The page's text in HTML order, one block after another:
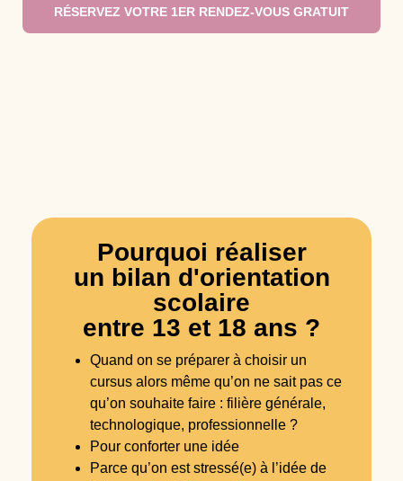
RÉSERVEZ VOTRE 1ER RENDEZ-VOUS GRATUIT
Pourquoi réaliser
un bilan d'orientation
scolaire
entre 13 et 18 ans ?
Quand on se préparer à choisir un
cursus alors même qu’on ne sait pas ce
qu’on souhaite faire : filière générale,
technologique, professionnelle ?
Pour conforter une idée
Parce qu’on est stressé(e) à l’idée de